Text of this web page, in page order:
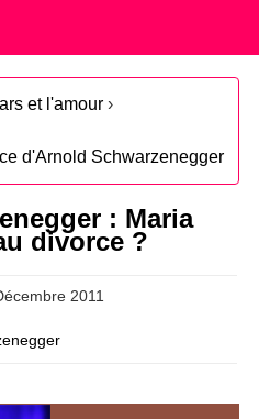
et l'amour ›
d'Arnold Schwarzenegger
: Maria
divorce ?
2011